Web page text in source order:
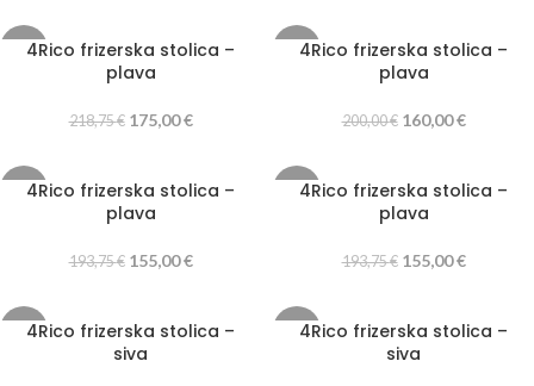
-20%4Rico frizerska stolica –
plava
218,75€ 175,00€
-20%4Rico frizerska stolica –
plava
200,00€ 160,00€
-20%4Rico frizerska stolica –
plava
193,75€ 155,00€
-20%4Rico frizerska stolica –
plava
193,75€ 155,00€
-20%4Rico frizerska stolica –
siva
-20%4Rico frizerska stolica –
siva